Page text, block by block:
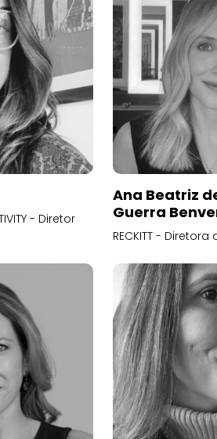
- Diretor
Ana Beatriz
Guerra
RECKITT -